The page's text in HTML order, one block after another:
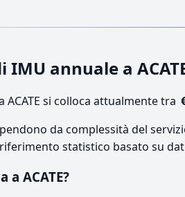
IMU annuale a
ACATE si colloca attualmente tra
da complessità del
statistico basato su
a ACATE?